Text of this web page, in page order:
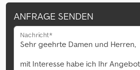
ANFRAGE SENDEN
Nachricht*